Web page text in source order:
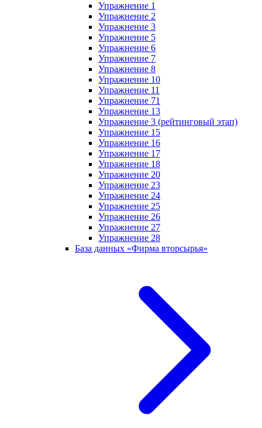
Упражнение 1
Упражнение 2
Упражнение 3
Упражнение 5
Упражнение 6
Упражнение 7
Упражнение 8
Упражнение 10
Упражнение 11
Упражнение 71
Упражнение 13
Упражнение 3 (рейтинговый этап)
Упражнение 15
Упражнение 16
Упражнение 17
Упражнение 18
Упражнение 20
Упражнение 23
Упражнение 24
Упражнение 25
Упражнение 26
Упражнение 27
Упражнение 28
База данных «Фирма вторсырья»